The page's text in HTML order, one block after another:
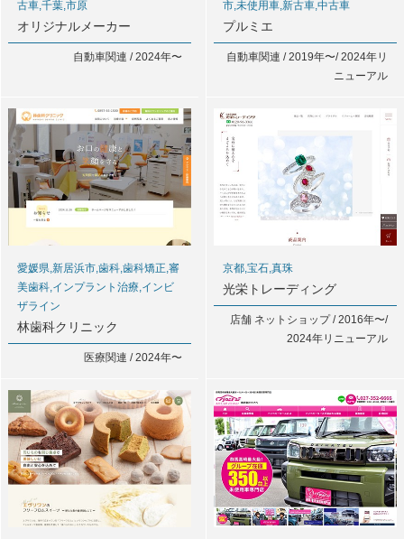
古車,千葉,市原
オリジナルメーカー
自動車関連 / 2024年〜
市,未使用車,新古車,中古車
プルミエ
自動車関連 / 2019年〜/ 2024年リ
ニューアル
愛媛県,新居浜市,歯科,歯科矯正,審
美歯科,インプラント治療,インビ
ザライン
林歯科クリニック
医療関連 / 2024年〜
京都,宝石,真珠
光栄トレーディング
店舗 ネットショップ / 2016年〜/
2024年リニューアル